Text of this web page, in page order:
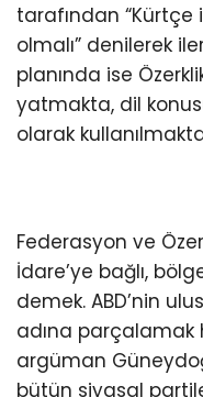
tarafından
olmalı” denilerek
planında ise
yatmakta, dil
olarak
Federasyon ve
İdare’ye bağlı,
demek. ABD’nin
adına
argüman
bütün siyasal